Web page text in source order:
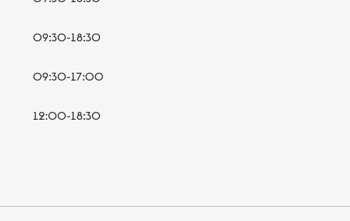
09:30-18:30
09:30-17:00
12:00-18:30